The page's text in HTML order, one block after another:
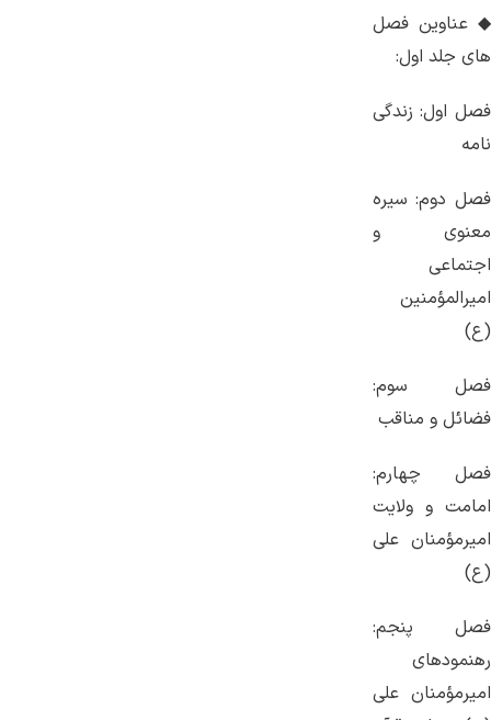
◆ عناوین فصل
های جلد اول:
فصل اول: زندگی
نامه
فصل دوم: سیره
معنوی و
اجتماعی
امیرالمؤمنین
(ع)
فصل سوم:
فضائل و مناقب
فصل چهارم:
امامت و ولایت
امیرمؤمنان علی
(ع)
فصل پنجم:
رهنمودهای
امیرمؤمنان علی